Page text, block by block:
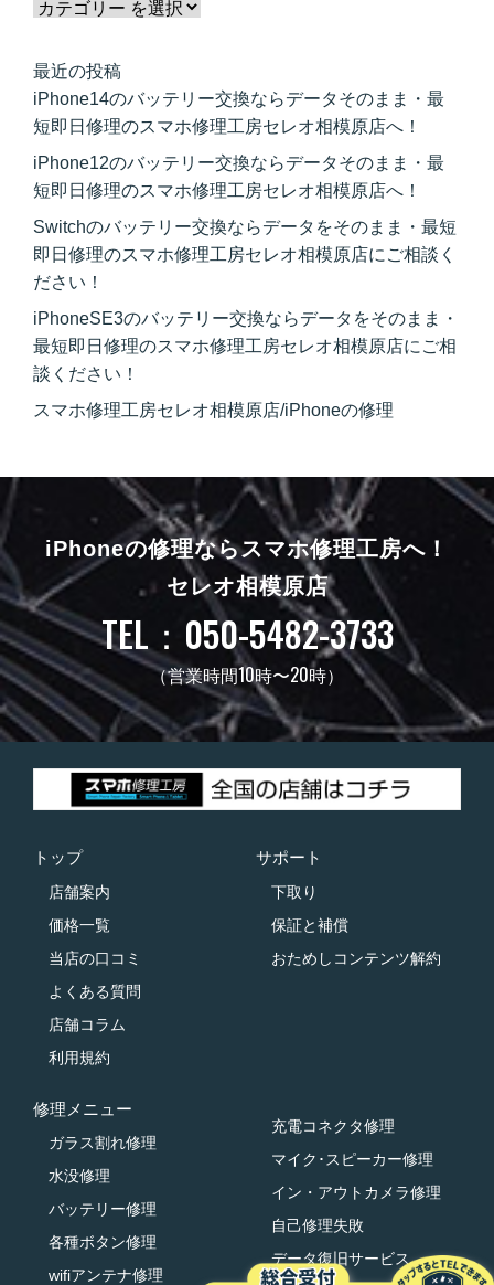
最近の投稿
iPhone14のバッテリー交換ならデータそのまま・最
短即日修理のスマホ修理工房セレオ相模原店へ！
iPhone12のバッテリー交換ならデータそのまま・最
短即日修理のスマホ修理工房セレオ相模原店へ！
Switchのバッテリー交換ならデータをそのまま・最短
即日修理のスマホ修理工房セレオ相模原店にご相談く
ださい！
iPhoneSE3のバッテリー交換ならデータをそのまま・
最短即日修理のスマホ修理工房セレオ相模原店にご相
談ください！
スマホ修理工房セレオ相模原店/iPhoneの修理
iPhoneの修理ならスマホ修理工房へ！
セレオ相模原店
TEL：050-5482-3733
（営業時間10時〜20時）
トップ
店舗案内
価格一覧
当店の口コミ
よくある質問
店舗コラム
利用規約
サポート
下取り
保証と補償
おためしコンテンツ解約
修理メニュー
ガラス割れ修理
水没修理
バッテリー修理
各種ボタン修理
wifiアンテナ修理
充電コネクタ修理
マイク･スピーカー修理
イン・アウトカメラ修理
自己修理失敗
データ復旧サービス